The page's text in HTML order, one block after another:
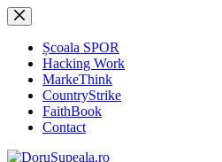
Sari
la
conținutȘcoala SPOR
Hacking Work
MarkeThink
CountryStrike
FaithBook
Contact